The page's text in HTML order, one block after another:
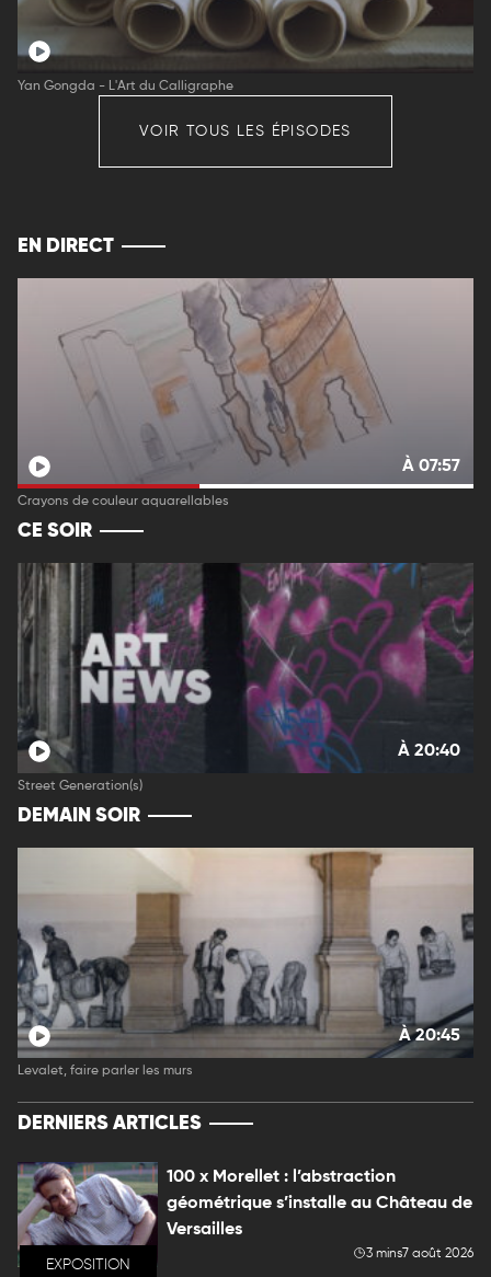
Yan Gongda - L'Art du Calligraphe
VOIR TOUS LES ÉPISODES
EN DIRECT
À 07:57
Crayons de couleur aquarellables
CE SOIR
À 20:40
Street Generation(s)
DEMAIN SOIR
À 20:45
Levalet, faire parler les murs
DERNIERS ARTICLES
EXPOSITION
100 x Morellet : l’abstraction
géométrique s’installe au Château de
Versailles
3 mins7 août 2026